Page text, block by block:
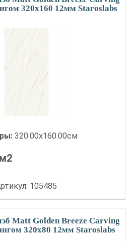
320x160 12мм Staroslabs
320.00x160.00см
105485
Matt Golden Breeze Carving
320x80 12мм Staroslabs